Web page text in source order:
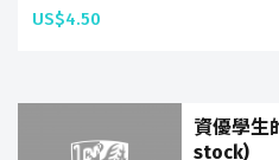
US$4.50
資優學生
stock)